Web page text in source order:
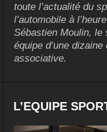
toute l’actualité du
l’automobile à
Sébastien Moulin, le
équipe d’une
associative.
L’EQUIPE